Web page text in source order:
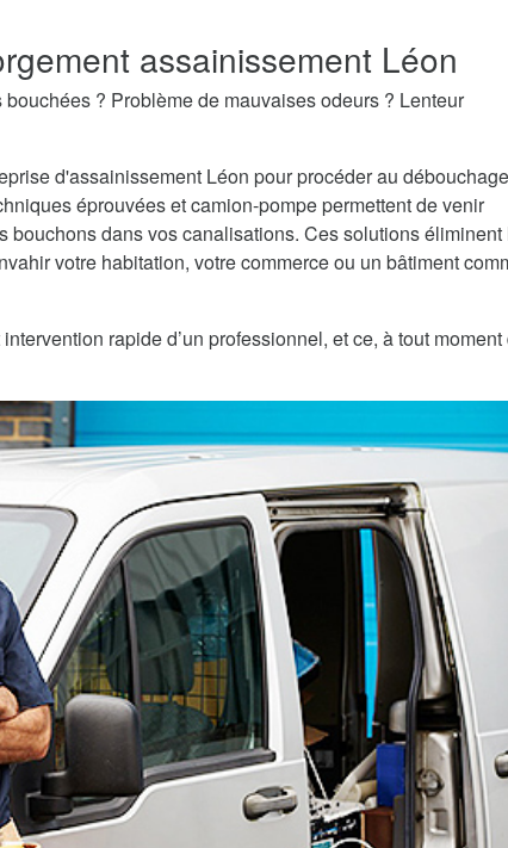
assainissement Léon
? Problème de mauvaises odeurs ? Lenteur
d'assainissement Léon pour procéder au
éprouvées et camion-pompe permettent de venir
bouchons dans vos canalisations. Ces solutions éliminent
votre habitation, votre commerce ou un bâtiment
rapide d’un professionnel, et ce, à tout